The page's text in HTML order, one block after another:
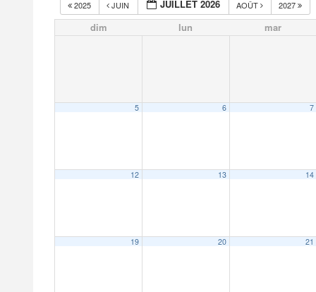
2025 JUIN JUILLET 2026 AOÛT 2027
dim lun mar
5 6 7
12 13 14
19 20 21